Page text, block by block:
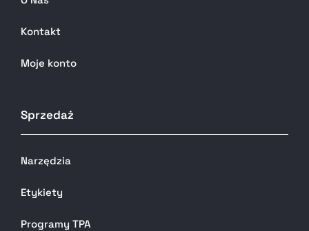
Kontakt
Moje konto
Sprzedaż
Narzędzia
Etykiety
Programy TPA